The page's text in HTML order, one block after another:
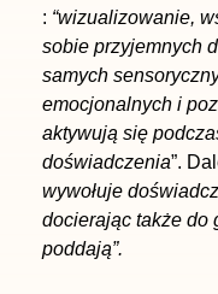
: “wizualizowanie,
sobie przyjemnych
samych
emocjonalnych i
aktywują się
doświadczenia”.
wywołuje
docierając także do
poddają”.